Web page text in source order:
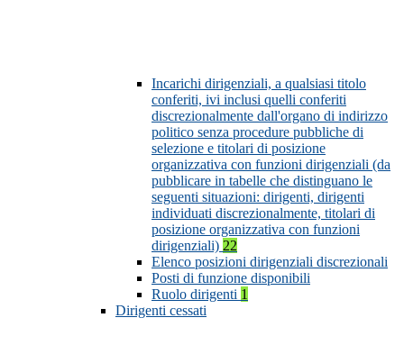
Incarichi dirigenziali, a qualsiasi titolo
conferiti, ivi inclusi quelli conferiti
discrezionalmente dall'organo di indirizzo
politico senza procedure pubbliche di
selezione e titolari di posizione
organizzativa con funzioni dirigenziali (da
pubblicare in tabelle che distinguano le
seguenti situazioni: dirigenti, dirigenti
individuati discrezionalmente, titolari di
posizione organizzativa con funzioni
dirigenziali) 22
Elenco posizioni dirigenziali discrezionali
Posti di funzione disponibili
Ruolo dirigenti 1
Dirigenti cessati